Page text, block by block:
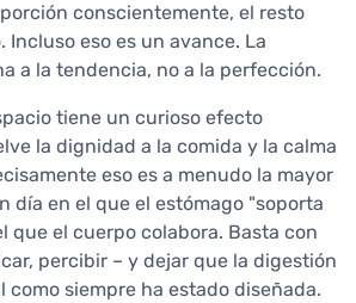
conscientemente, el resto
Incluso eso es un avance. La
a la tendencia, no a la perfección.
tiene un curioso efecto
la dignidad a la comida y la calma
eso es a menudo la mayor
día en el que el estómago "soporta
que el cuerpo colabora. Basta con
percibir – y dejar que la digestión
como siempre ha estado diseñada.